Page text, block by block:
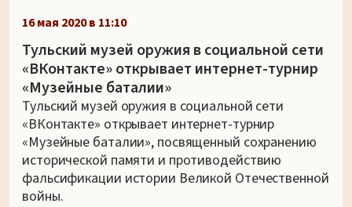
16 мая 2020 в 11:10
Тульский музей оружия в социальной сети
«ВКонтакте» открывает интернет-турнир
«Музейные баталии»
Тульский музей оружия в социальной сети
«ВКонтакте» открывает интернет-турнир
«Музейные баталии», посвященный сохранению
исторической памяти и противодействию
фальсификации истории Великой Отечественной
войны.